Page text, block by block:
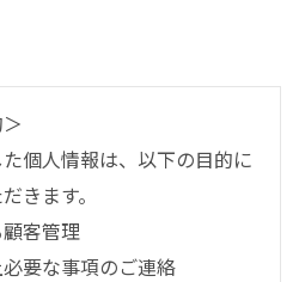
個人情報は、以下の目的に
きます。
客管理
要な事項のご連絡